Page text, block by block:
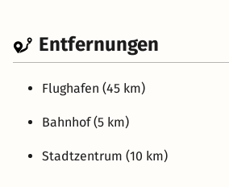
Entfernungen
Flughafen (45 km)
Bahnhof (5 km)
Stadtzentrum (10 km)